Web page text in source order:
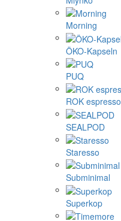
Morning
ÖKO-Kapseln
PUQ
ROK espresso
SEALPOD
Staresso
Subminimal
Superkop